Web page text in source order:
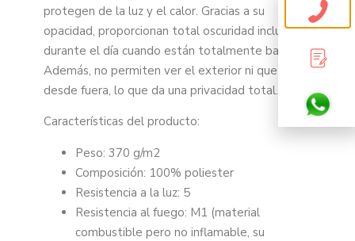
protegen de la luz y el calor. Gracias a su
opacidad, proporcionan total oscuridad incluso
durante el día cuando están totalmente bajados.
Además, no permiten ver el exterior ni que vean
desde fuera, lo que da una privacidad total.
Características del producto:
Peso: 370 g/m2
Composición: 100% poliester
Resistencia a la luz: 5
Resistencia al fuego: M1 (material
combustible pero no inflamable, su